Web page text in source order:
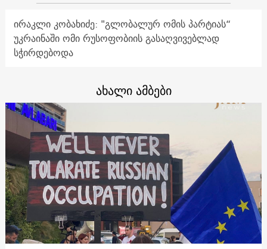
ირაკლი კობახიძე: "გლობალურ ომის პარტიას“
უკრაინაში ომი რუსოფობიის გასაღვივებლად
სჭირდებოდა
ახალი ამბები